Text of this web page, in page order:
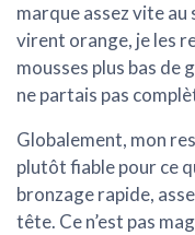
marque assez vite
virent orange, je les
mousses plus bas de
ne partais pas
Globalement, mon
plutôtfiablepour ce
bronzage rapide,
tête. Ce n’est pas